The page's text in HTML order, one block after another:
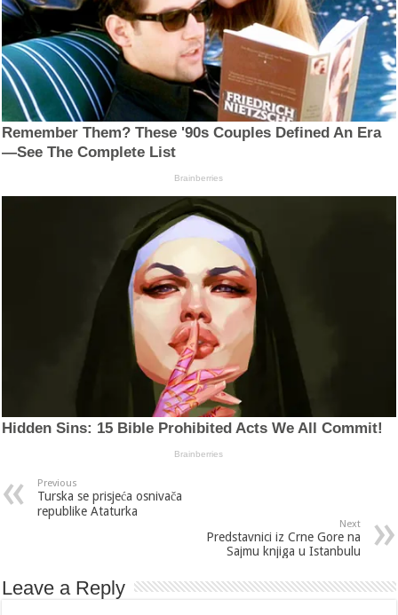
Previous
Turska se prisjeća osnivača
republike Ataturka
Next
Predstavnici iz Crne Gore na
Sajmu knjiga u Istanbulu
Leave a Reply